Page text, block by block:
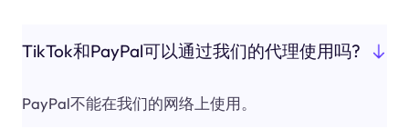
TikTok和PayPal可以通过我们的代理使用吗?
PayPal不能在我们的网络上使用。